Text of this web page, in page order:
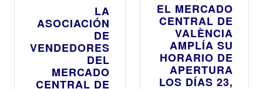
LA
ASOCIACIÓN
DE
VENDEDORES
DEL
MERCADO
CENTRAL DE
EL MERCADO
CENTRAL DE
VALÈNCIA
AMPLÍA SU
HORARIO DE
APERTURA
LOS DÍAS 23,